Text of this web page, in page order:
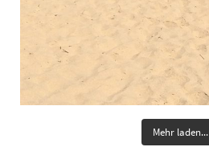
Mehr laden...